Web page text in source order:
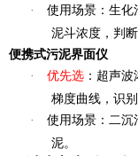
·
使用场景 ：生
泥斗浓度，判断
便携式污泥界面仪
·
优先选 ： 超声波
梯度曲线，识
·
使用场景 ：二
泥。